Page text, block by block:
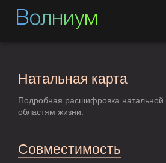
Волниум
Натальная карта
Подробная расшифровка
областям жизни.
Совместимость